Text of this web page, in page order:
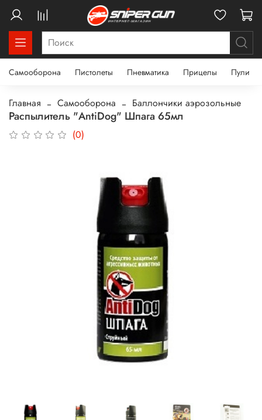
Самооборона Пистолеты Пневматика Прицелы Пули
Главная Самооборона Баллончики аэрозольные
Распылитель "AntiDog" Шпага 65мл
(0)